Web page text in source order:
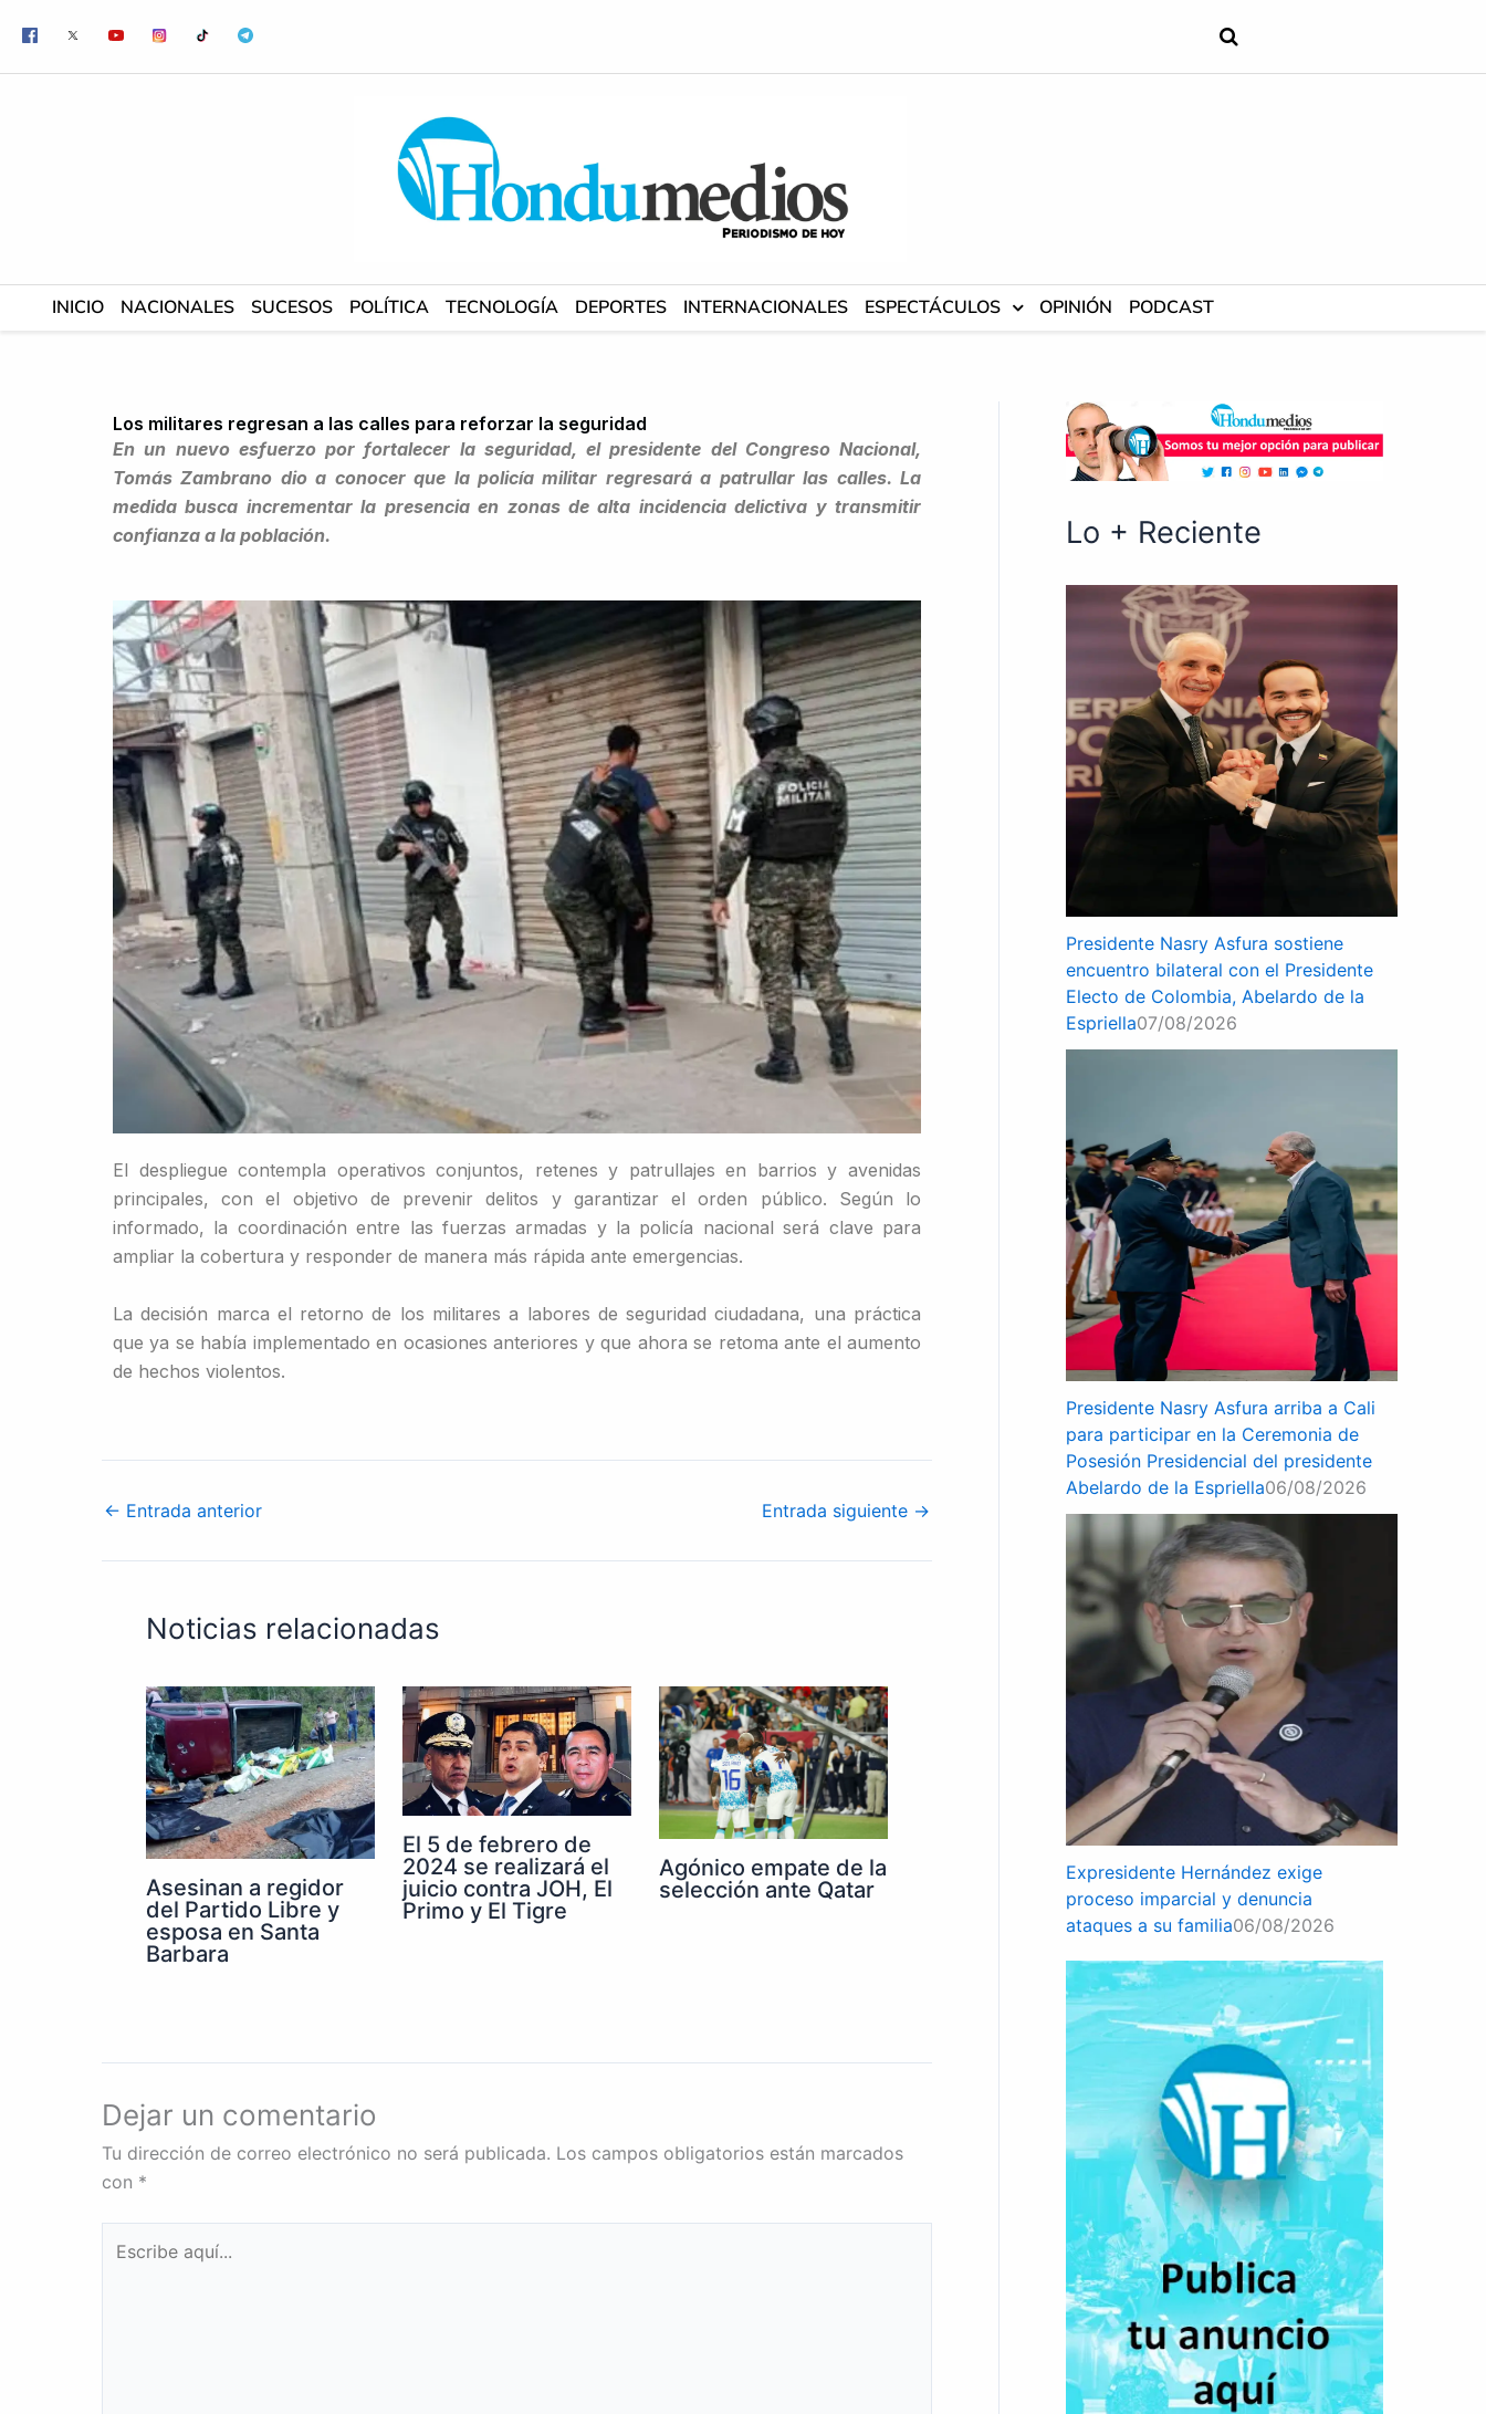
contenido
INICIO NACIONALES SUCESOS POLÍTICA TECNOLOGÍA DEPORTES INTERNACIONALES ESPECTÁCULOS OPINIÓN PODCAST
Los militares regresan a las calles para reforzar la seguridad
En un nuevo esfuerzo por fortalecer la seguridad, el presidente del Congreso Nacional,
Tomás Zambrano dio a conocer que la policía militar regresará a patrullar las calles. La
medida busca incrementar la presencia en zonas de alta incidencia delictiva y transmitir
confianza a la población.
El despliegue contempla operativos conjuntos, retenes y patrullajes en barrios y avenidas
principales, con el objetivo de prevenir delitos y garantizar el orden público. Según lo
informado, la coordinación entre las fuerzas armadas y la policía nacional será clave para
ampliar la cobertura y responder de manera más rápida ante emergencias.
La decisión marca el retorno de los militares a labores de seguridad ciudadana, una práctica
que ya se había implementado en ocasiones anteriores y que ahora se retoma ante el aumento
de hechos violentos.
← Entrada anterior Entrada siguiente →
Noticias relacionadas
Asesinan a regidor
del Partido Libre y
esposa en Santa
Barbara
El 5 de febrero de
2024 se realizará el
juicio contra JOH, El
Primo y El Tigre
Agónico empate de la
selección ante Qatar
Dejar un comentario
Tu dirección de correo electrónico no será publicada. Los campos obligatorios están marcados
con *
aquí...
Lo + Reciente
Presidente Nasry Asfura sostiene
encuentro bilateral con el Presidente
Electo de Colombia, Abelardo de la
Espriella07/08/2026
Presidente Nasry Asfura arriba a Cali
para participar en la Ceremonia de
Posesión Presidencial del presidente
Abelardo de la Espriella06/08/2026
Expresidente Hernández exige
proceso imparcial y denuncia
ataques a su familia06/08/2026